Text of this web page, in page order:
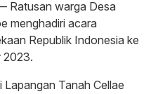
Ratusan warga Desa
menghadiri acara
Republik Indonesia ke
2023.
Tanah Cellae